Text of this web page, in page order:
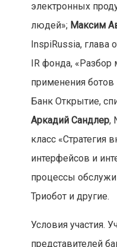
электронных
людей»; Максим
InspiRussia, глава
IR фонда,
применения
Банк Открытие,
Аркадий Сандлер,
класс «Стратегия
интерфейсов и
процессы
Триобот и другие.
Условия участия.
представителей